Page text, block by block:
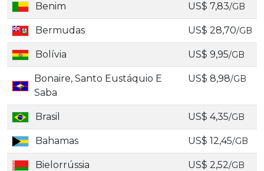
Benim US$ 7,83/GB
Bermudas US$ 28,70/GB
Bolívia US$ 9,95/GB
Bonaire, Santo Eustáquio E
Saba
US$ 8,98/GB
Brasil US$ 4,35/GB
Bahamas US$ 12,45/GB
Bielorrússia US$ 2,52/GB